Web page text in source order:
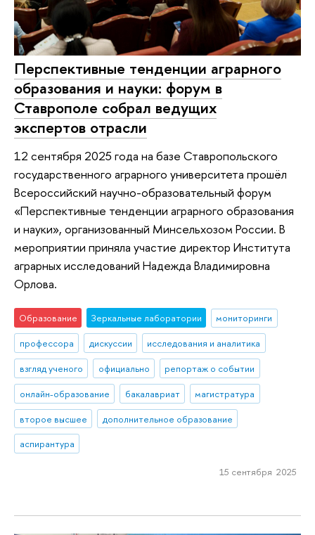
Перспективные тенденции аграрного
образования и науки: форум в
Ставрополе собрал ведущих
экспертов отрасли
12 сентября 2025 года на базе Ставропольского
государственного аграрного университета прошёл
Всероссийский научно-образовательный форум
«Перспективные тенденции аграрного образования
и науки», организованный Минсельхозом России. В
мероприятии приняла участие директор Института
аграрных исследований Надежда Владимировна
Орлова.
Образование Зеркальные лаборатории
мониторинги
профессора
дискуссии
исследования и аналитика
взгляд ученого
официально
репортаж о событии
онлайн-образование
бакалавриат
магистратура
второе высшее
дополнительное образование
аспирантура
15 сентября 2025